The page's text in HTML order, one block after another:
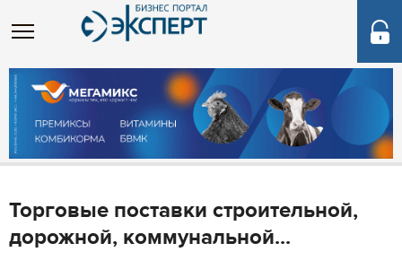
Торговые поставки строительной,
дорожной, коммунальной...